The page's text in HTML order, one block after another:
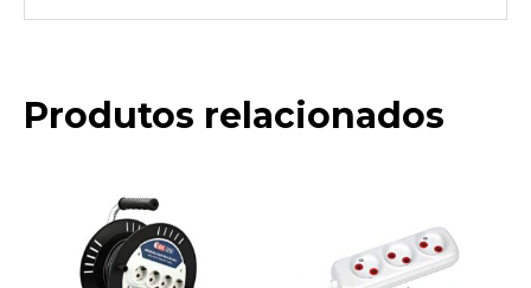
Produtos relacionados